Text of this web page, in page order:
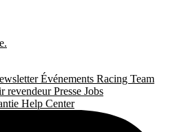
Événements Racing Team
revendeurPresse Jobs
Help Center